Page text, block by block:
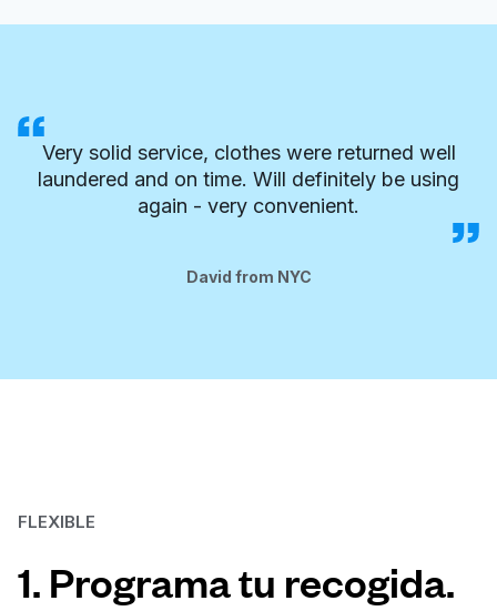
Very solid service, clothes were returned well
laundered and on time. Will definitely be using
again - very convenient.
David from NYC
FLEXIBLE
1. Programa tu recogida.